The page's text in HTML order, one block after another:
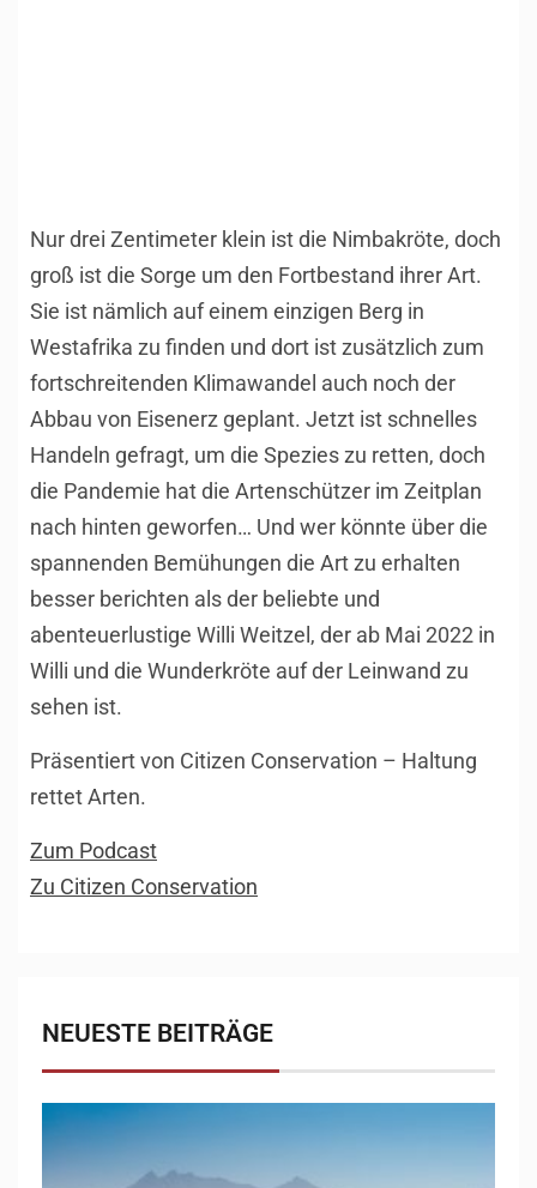
Nur drei Zentimeter klein ist die Nimbakröte, doch
groß ist die Sorge um den Fortbestand ihrer Art.
Sie ist nämlich auf einem einzigen Berg in
Westafrika zu finden und dort ist zusätzlich zum
fortschreitenden Klimawandel auch noch der
Abbau von Eisenerz geplant. Jetzt ist schnelles
Handeln gefragt, um die Spezies zu retten, doch
die Pandemie hat die Artenschützer im Zeitplan
nach hinten geworfen… Und wer könnte über die
spannenden Bemühungen die Art zu erhalten
besser berichten als der beliebte und
abenteuerlustige Willi Weitzel, der ab Mai 2022 in
Willi und die Wunderkröte auf der Leinwand zu
sehen ist.
Präsentiert von Citizen Conservation – Haltung
rettet Arten.
Zum Podcast
Zu Citizen Conservation
NEUESTE BEITRÄGE